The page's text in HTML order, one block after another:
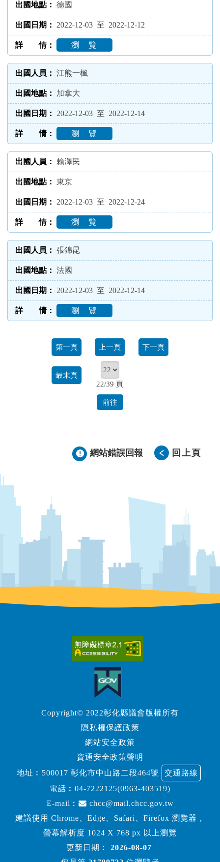
德國
2022-12-03 至 2022-12-12
瀏 覽
江熊一楓
加拿大
2022-12-03 至 2022-12-14
瀏 覽
賴澤民
東京
2022-12-03 至 2022-12-24
瀏 覽
張錦昆
法國
2022-12-03 至 2022-12-14
瀏 覽
第一頁 上一頁 下一頁
最末頁
22/39 頁
前往
網站錯誤回報 回上頁
Copyright© 2022彰化縣議會版權所有
隱私權保護政策
網站安全政策
資通安全政策聲明
地址︰500017 彰化市中山路二段464號
交通路線
電話︰ 04-7222125(0963-403519)
E-mail︰
chcc@mail.chcc.gov.tw
建議使用 Chrome、Edge、Safari、Firefox 瀏覽器，
螢幕解析度 1024 X 768 px 以上瀏覽
更新日期︰
2026-08-07